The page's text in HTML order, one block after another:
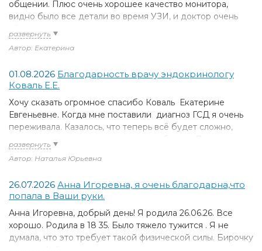
общении. Плюс очень хорошее качество монитора,
видно было все детали во время УЗИ, и доктор очень
разобраться.
Рекомендую!
Автор: Екатерина
01.08.2026 Благодарность врачу эндокринологу
Коваль Е.Е.
Хочу сказать огромное спасибо Коваль Екатерине
Евгеньевне. Когда мне поставили диагноз ГСД я очень
переживала. Казалось, что теперь всё будет сложно,
знакомой обратилась к врачу, узнала про школу ГСД для
беременных с Екатериной Евгеньевной.
вопрос и получить понятный ответ. Сейчас держу всё
под контролем, самочувствие хорошее, и малыш
развивается как надо. Спасибо за вашу поддержку и
профессионализм!
Автор: Наталья Юрьевна
26.07.2026 Анна Игоревна, я очень благодарна,что
попала в Ваши руки.
Анна Игоревна, добрый день! Я родила 26.06.26. Все
хорошо. Родила в 18 35. Было тяжело тужится . Я не
думала, что это требует такой физической силы. Бирочку